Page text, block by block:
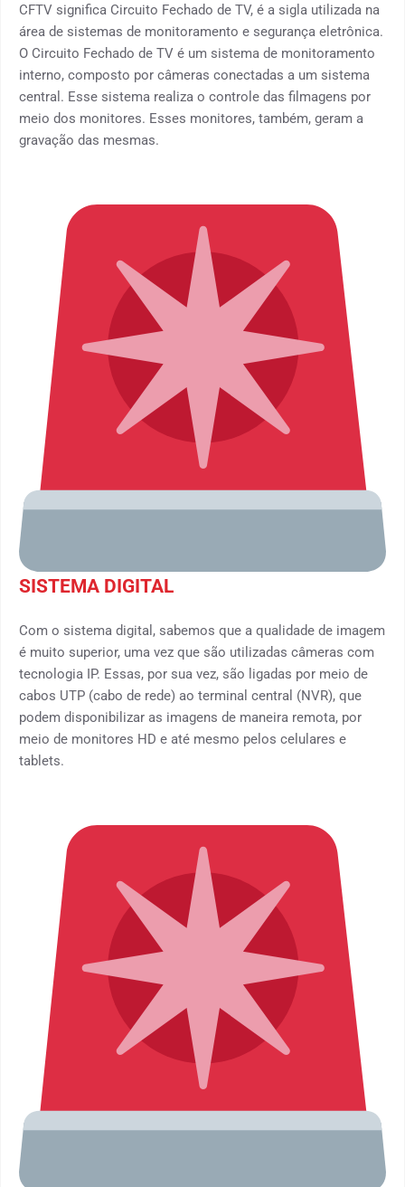
CFTV significa Circuito Fechado de TV, é a sigla utilizada na
área de sistemas de monitoramento e segurança eletrônica.
O Circuito Fechado de TV é um sistema de monitoramento
interno, composto por câmeras conectadas a um sistema
central. Esse sistema realiza o controle das filmagens por
meio dos monitores. Esses monitores, também, geram a
gravação das mesmas.
SISTEMA DIGITAL
Com o sistema digital, sabemos que a qualidade de imagem
é muito superior, uma vez que são utilizadas câmeras com
tecnologia IP. Essas, por sua vez, são ligadas por meio de
cabos UTP (cabo de rede) ao terminal central (NVR), que
podem disponibilizar as imagens de maneira remota, por
meio de monitores HD e até mesmo pelos celulares e
tablets.